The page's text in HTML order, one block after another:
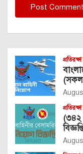
(সকল
(৩৪২